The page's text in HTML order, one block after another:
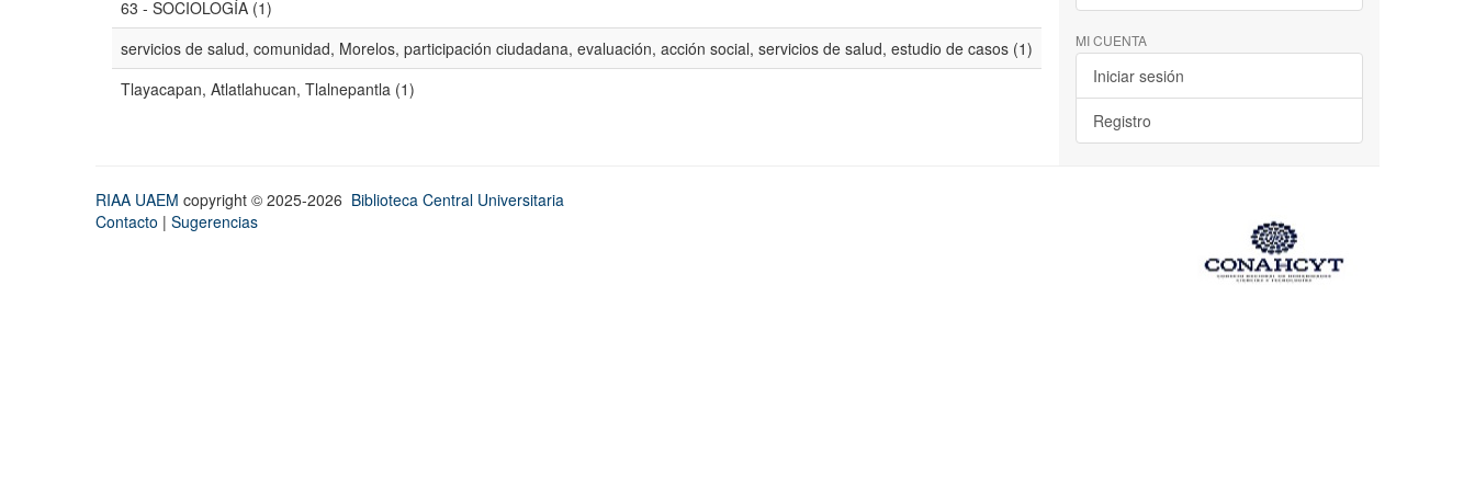
63 - SOCIOLOGÍA (1)
servicios de salud, comunidad, Morelos, participación ciudadana, evaluación, acción social, servicios de salud, estudio de casos (1)
Tlayacapan, Atlatlahucan, Tlalnepantla (1)
MI CUENTA
Iniciar sesión
Registro
RIAA UAEM copyright © 2025-2026 Biblioteca Central Universitaria
Contacto | Sugerencias